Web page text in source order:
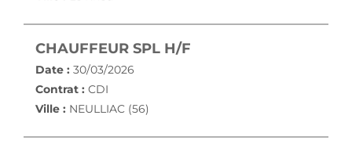
CHAUFFEUR SPL H/F
Date : 30/03/2026
Contrat : CDI
Ville : NEULLIAC (56)